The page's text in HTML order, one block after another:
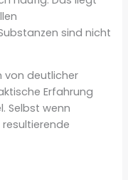
sind nicht
von deutlicher
Erfahrung
Selbst wenn